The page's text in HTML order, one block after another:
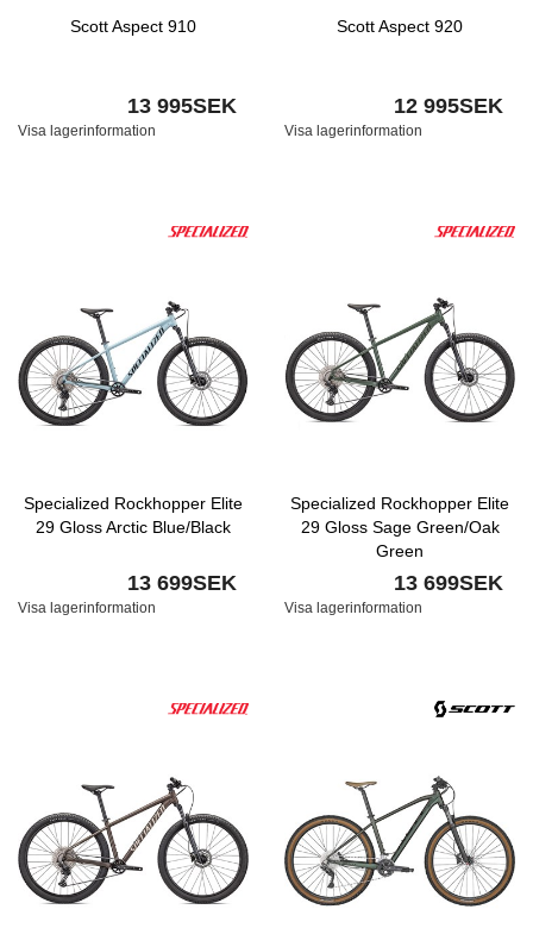
Scott Aspect 910
13 995SEK
Visa lagerinformation
Scott Aspect 920
12 995SEK
Visa lagerinformation
Specialized Rockhopper Elite
29 Gloss Arctic Blue/Black
13 699SEK
Visa lagerinformation
Specialized Rockhopper Elite
29 Gloss Sage Green/Oak
Green
13 699SEK
Visa lagerinformation